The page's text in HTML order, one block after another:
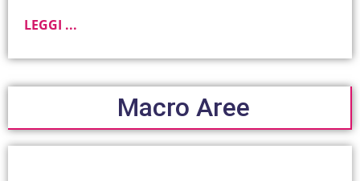
LEGGI ...
Macro Aree